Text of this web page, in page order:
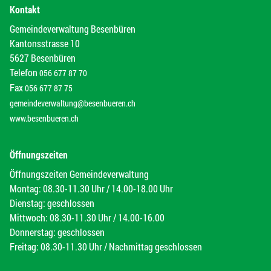
Kontakt
Gemeindeverwaltung Besenbüren
Kantonsstrasse 10
5627 Besenbüren
Telefon 056 677 87 70
Fax056 677 87 75
gemeindeverwaltung@besenbueren.ch
www.besenbueren.ch
Öffnungszeiten
Öffnungszeiten Gemeindeverwaltung
Montag: 08.30-11.30 Uhr / 14.00-18.00 Uhr
Dienstag: geschlossen
Mittwoch: 08.30-11.30 Uhr / 14.00-16.00
Donnerstag: geschlossen
Freitag: 08.30-11.30 Uhr / Nachmittag geschlossen